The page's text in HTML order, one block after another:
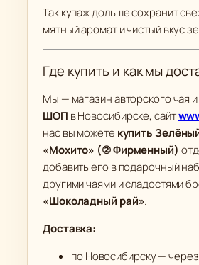
Так купаж дольше сохранит
мятный аромат и чистый вкус
Где купить и как мы
Мы — магазин авторского чая
ШОП в Новосибирске, сайт
нас вы можете купить
«Мохито» (② Фирменный)
добавить его в подарочный
другими чаями и сладостями
«Шоколадный рай».
Доставка:
по Новосибирску — через